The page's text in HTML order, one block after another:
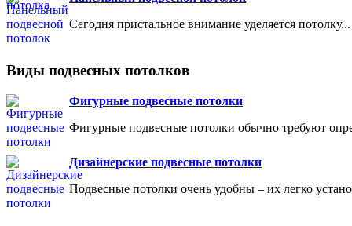
Сегодня пристальное внимание уделяется потолку...
Виды подвесных потолков
Фигурные подвесные потолки
Фигурные подвесные потолки обычно требуют
Дизайнерские подвесные потолки
Подвесные потолки очень удобны – их легко